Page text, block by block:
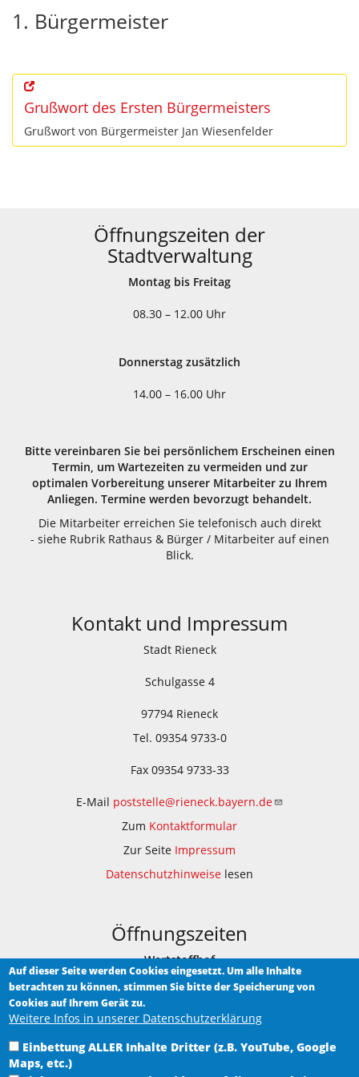
1. Bürgermeister
Grußwort des Ersten Bürgermeisters
Grußwort von Bürgermeister Jan Wiesenfelder
Öffnungszeiten der
Stadtverwaltung
Montag bis Freitag
08.30 – 12.00 Uhr
Donnerstag zusätzlich
14.00 – 16.00 Uhr
Bitte vereinbaren Sie bei persönlichem Erscheinen einen
Termin, um Wartezeiten zu vermeiden und zur
optimalen Vorbereitung unserer Mitarbeiter zu Ihrem
Anliegen. Termine werden bevorzugt behandelt.
Die Mitarbeiter erreichen Sie telefonisch auch direkt
- siehe Rubrik Rathaus & Bürger / Mitarbeiter auf einen
Blick.
Kontakt und Impressum
Stadt Rieneck
Schulgasse 4
97794 Rieneck
Tel. 09354 9733-0
Fax 09354 9733-33
E-Mail poststelle@rieneck.bayern.de
Zum Kontaktformular
Zur Seite Impressum
Datenschutzhinweise lesen
Öffnungszeiten
Wertstoffhof
Am Bauhof 1
Samstag 9.00 - 12.00 Uhr
Heimat-Museum Rieneck
Auf dieser Seite werden Cookies eingesetzt. Um alle Inhalte
betrachten zu können, stimmen Sie bitte der Speicherung von
Cookies auf Ihrem Gerät zu.
Weitere Infos in unserer Datenschutzerklärung
Einbettung ALLER Inhalte Dritter (z.B. YouTube, Google
Maps, etc.)